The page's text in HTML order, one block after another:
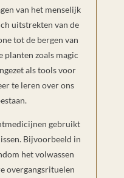
van het menselijk
uitstrekten van de
tot de bergen van
planten zoals magic
als tools voor
te leren over ons
gebruikt
Bijvoorbeeld in
het volwassen
overgangsrituelen